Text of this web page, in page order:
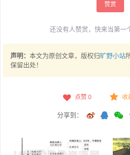
赞赏
还没有人赞赏，快来当第一
声明： 本文为原创文章，版权归旷野小站
保留出处！
点赞 0 收
分享到：